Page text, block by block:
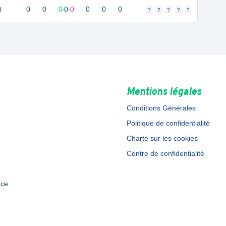
0 0 0-0-0 0 0 0 ? ? ? ? ?
Mentions légales
Conditions Générales
Politique de confidentialité
Charte sur les cookies
Centre de confidentialité